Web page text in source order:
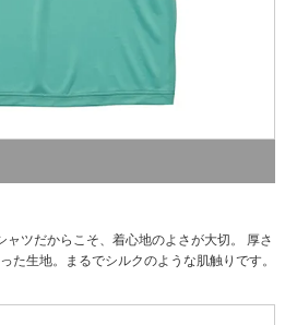
ャツだからこそ、着心地のよさが大切。 厚さ
た生地。まるでシルクのような肌触りです。